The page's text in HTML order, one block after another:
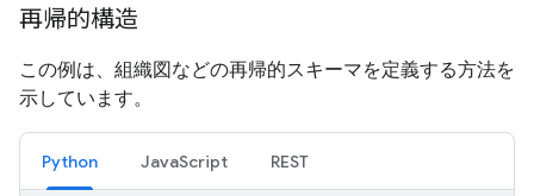
再帰的構造
この例は、組織図などの再帰的スキーマを定義する方法を
示しています。
Python JavaScript REST